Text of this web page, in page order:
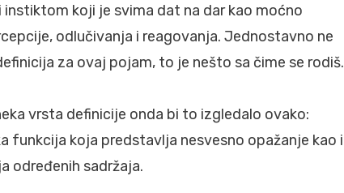
instiktom koji je svima dat na dar kao moćno
odlučivanja i reagovanja. Jednostavno ne
za ovaj pojam, to je nešto sa čime se rodiš.
vrsta definicije onda bi to izgledalo ovako:
funkcija koja predstavlja nesvesno opažanje kao i
određenih sadržaja.